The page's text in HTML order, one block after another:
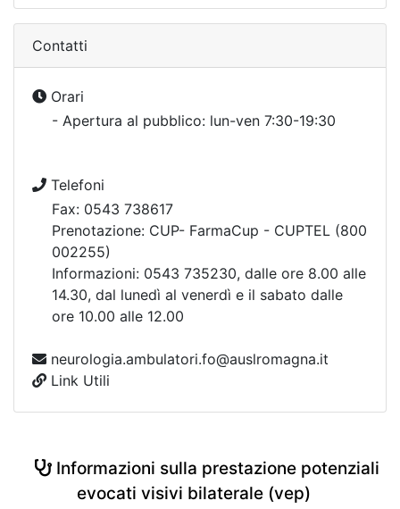
Contatti
Orari
- Apertura al pubblico: lun-ven 7:30-19:30
Telefoni
Fax: 0543 738617
Prenotazione: CUP- FarmaCup - CUPTEL (800
002255)
Informazioni: 0543 735230, dalle ore 8.00 alle
14.30, dal lunedì al venerdì e il sabato dalle
ore 10.00 alle 12.00
neurologia.ambulatori.fo@auslromagna.it
Link Utili
Informazioni sulla prestazione potenziali
evocati visivi bilaterale (vep)